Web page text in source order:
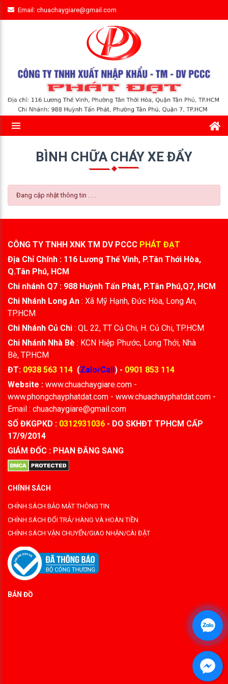
Email: chuachaygiare@gmail.com
BÌNH CHỮA CHÁY XE ĐẨY
Đang cập nhật thông tin . . .
CÔNG TY TNHH XNK TM DV PCCC PHÁT ĐẠT
Địa Chỉ Chính : 116 Lương Thế Vinh, P.Tân Thới Hòa,
Q.Tân Phú, HCM
Chi nhánh Q7 : 988 Huỳnh Tấn Phát, P.Tân Phú,Q7, HCM
Chi Nhánh Long An : Xã Mỹ Hạnh, Đức Hòa, Long An,
TP.HCM
Chi Nhánh Củ Chi : QL 22, TT Củ Chi, H. Củ Chi, TP.HCM
Chi Nhánh Nhà Bè : KCN Hiệp Phước, Long Thới, Nhà
Bè, TP.HCM
ĐT: 0938 563 114 (Zalo/Call) - 0901 853 114
Website : www.chuachaygiare.com -
www.phongchayphatdat.com - www.chuachayphatdat.com -
Email : chuachaygiare@gmail.com
SỐ ĐKGPKD : 0312931036 - DO SKHĐT TPHCM CẤP
17/9/2014
GIÁM ĐỐC : PHAN ĐĂNG SANG
CHÍNH SÁCH
CHÍNH SÁCH BẢO MẬT THÔNG TIN
CHÍNH SÁCH ĐỔI TRẢ/ HÀNG VÀ HOÀN TIỀN
CHÍNH SÁCH VẬN CHUYỂN/GIAO NHẬN/CÀI ĐẶT
BẢN ĐỒ